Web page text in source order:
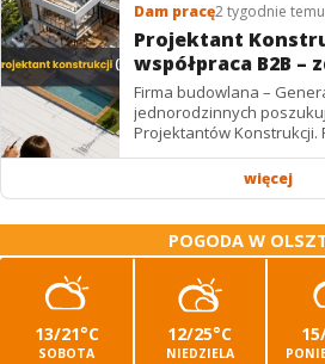
Dam pracę2 tygodnie temu
Projektant
współpraca B2B –
Firma budowlana –
jednorodzinnych
Projektantów Konstrukcji. Forma współpracy: B2B /
podwykonawstwo – zdalnie.
więcej
POGODA W
13/21°C
SOBOTA
12/25°C
NIEDZIELA